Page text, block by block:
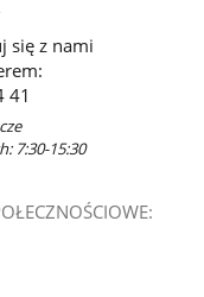
się z nami
41
7:30-15:30